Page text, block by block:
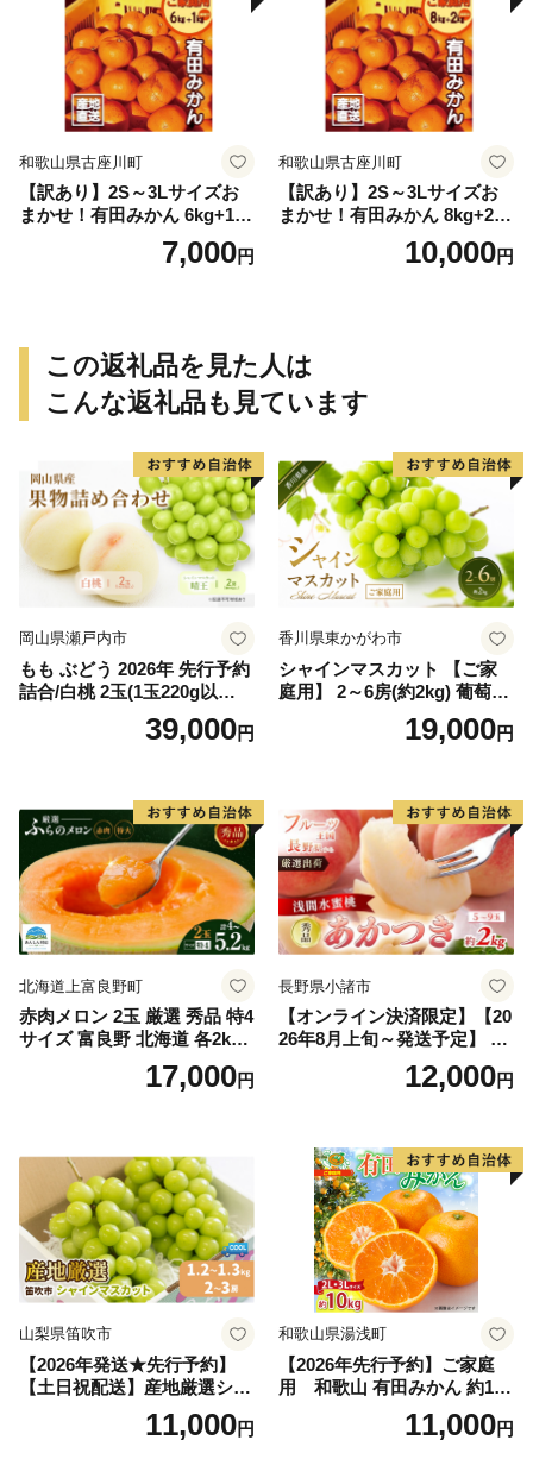
和歌山県古座川町
【訳あり】2S～3Lサイズお
まかせ！有田みかん 6kg+1kg
保証分 11月から12月下旬ま
でに順次発送致します。 / 訳
7,000円
和歌山県古座川町
【訳あり】2S～3Lサイズお
まかせ！有田みかん 8kg+2kg
保証分 11月から12月下旬ま
でに順次発送致します。 / 訳
10,000円
この返礼品を見た人は
こんな返礼品も見ています
岡山県瀬戸内市
もも ぶどう 2026年 先行予約
詰合/白桃 2玉(1玉220g以
上)・シャインマスカット 晴
39,000円
香川県東かがわ市
シャインマスカット 【ご家
庭用】 2～6房(約2kg) 葡萄 ぶ
どう ブドウ フルーツ 果物 く
だもの 果実 旬の果物 旬のフ
19,000円
北海道上富良野町
赤肉メロン 2玉 厳選 秀品 特4
サイズ 富良野 北海道 各2kg
～2.6kg 2玉 セット ファーム
富良野 メロン めろん 果物 く
17,000円
長野県小諸市
【オンライン決済限定】【20
26年8月上旬～発送予定】 先
行予約 「浅間水蜜桃プレミ
アム」 もも あかつき 秀品 約
果肉 長野県産 小諸市
12,000円
山梨県笛吹市
【2026年発送★先行予約】
【土日祝配送】産地厳選シャ
インマスカット1.2kg～1.3kg
（2房～3房）※沖縄・離島配
11,000円
和歌山県湯浅町
【2026年先行予約】ご家庭
用 和歌山 有田みかん 約10k
g (2L、3Lサイズ)【湯浅町】
11,000円